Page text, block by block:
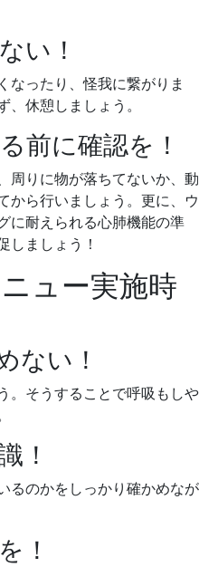
い！
なったり、怪我に繋がりま
休憩しましょう。
前に確認を！
周りに物が落ちてないか、動
から行いましょう。 更に、ウ
に耐えられる心肺機能の準
しましょう！
ュー実施時
ない！
そうすることで呼吸もしや
！
るのかをしっかり確かめなが
！